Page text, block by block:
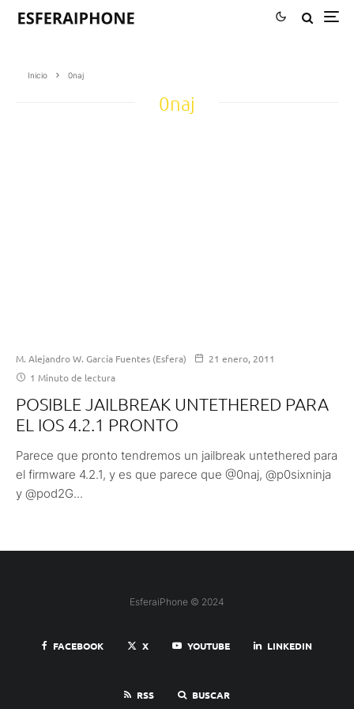
Inicio 0naj
0naj
M. Alejandro W. García Fuentes (Esfera)
21 enero, 2011
1 Minuto de lectura
POSIBLE JAILBREAK UNTETHERED PARA
EL IOS 4.2.1 PRONTO
Parece que pronto tendremos un jailbreak untethered para
el firmware 4.2.1, y es que parece que @0naj, @p0sixninja
y @pod2G...
EsferaiPhone © 2024
FACEBOOK X YOUTUBE LINKEDIN
RSS BUSCAR